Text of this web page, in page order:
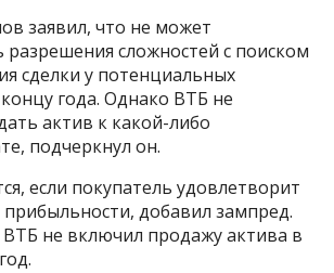
заявил, что не может
разрешения сложностей с поиском
сделки у потенциальных
года. Однако ВТБ не
актив к какой-либо
подчеркнул он.
если покупатель удовлетворит
добавил зампред.
ВТБ не включил продажу актива в